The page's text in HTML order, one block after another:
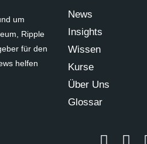
um
Ripple
für den
helfen
News
Insights
Wissen
Kurse
Über Uns
Glossar